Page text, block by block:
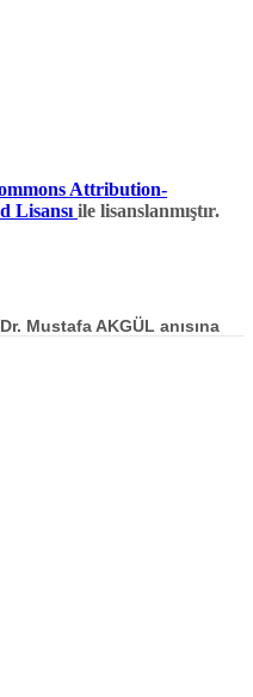
Attribution-
Lisansı ile lisanslanmıştır.
Mustafa AKGÜL anısına